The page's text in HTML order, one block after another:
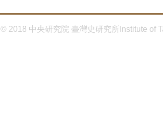
© 2018 中央研究院 臺灣史研究所Institute of